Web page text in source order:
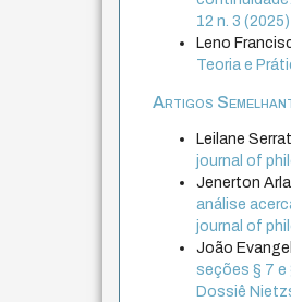
12 n. 3 (2025)
Leno
Teoria e
Artigos
Leilane
journal of
Jenerton
análise
journal of
João
seções § 7 e
Dossiê